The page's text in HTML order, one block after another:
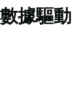
數據驅